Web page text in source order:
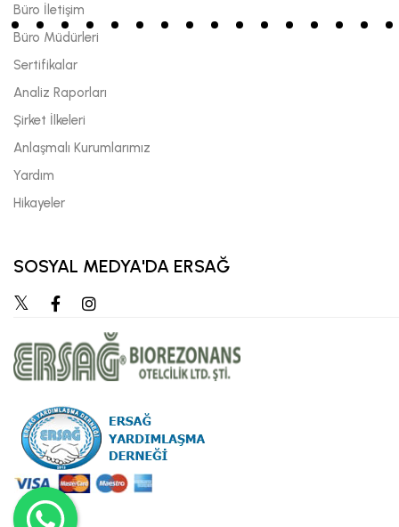
Büro İletişim
Büro Müdürleri
Sertifikalar
Analiz Raporları
Şirket İlkeleri
Anlaşmalı Kurumlarımız
Yardım
Hikayeler
SOSYAL MEDYA'DA ERSAĞ